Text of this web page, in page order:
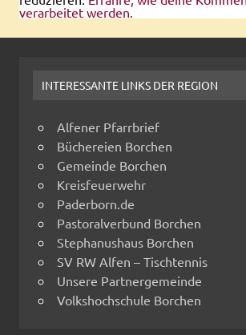
verarbeitet werden.
INTERESSANTE LINKS DER REGION
Alfener Pfarrbrief
Büchereien Borchen
Gemeinde Borchen
Kreisfeuerwehr
Paderborn.de
Pastoralverbund Borchen
Stephanushaus Borchen
SV RW Alfen – Tischtennis
Unsere Partnergemeinde
Volkshochschule Borchen